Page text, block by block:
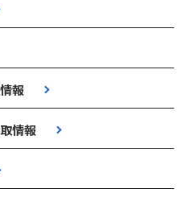
報
情報